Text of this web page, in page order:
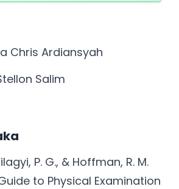
Chris Ardiansyah
Salim
P. G., & Hoffman, R. M.
to Physical Examination